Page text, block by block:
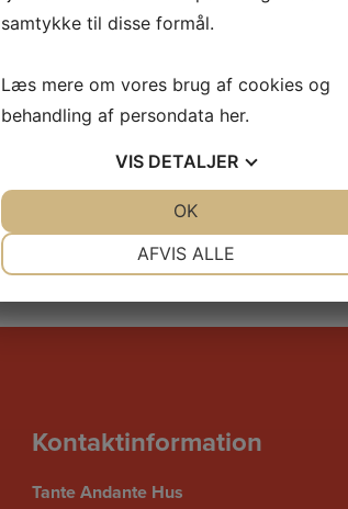
Kontaktinformation
Tante Andante Hus
samtykke til disse formål.
Læs mere om vores brug af cookies og
behandling af persondata her.
VIS DETALJER
AFVIS ALLE
OK